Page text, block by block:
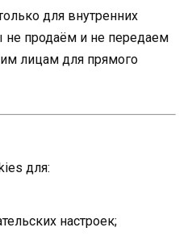
для внутренних
не продаём и не передаем
лицам для прямого
для:
настроек;